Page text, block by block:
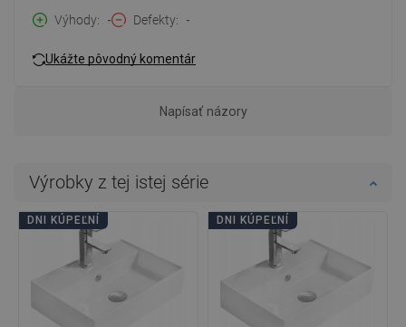
Výhody
- Defekty -
Ukážte pôvodný komentár
Napísať názory
Výrobky z tej istej série
DNI KÚPEĽNÍ DNI KÚPEĽNÍ